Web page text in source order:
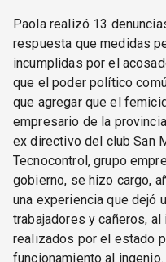
Paola realizó 13
respuesta que medidas
incumplidas por el
que el poder político
que agregar que el
empresario de la
ex directivo del club San
Tecnocontrol, grupo
gobierno, se hizo cargo,
una experiencia que dejó
trabajadores y cañeros,
realizados por el estado
funcionamiento al ingenio.